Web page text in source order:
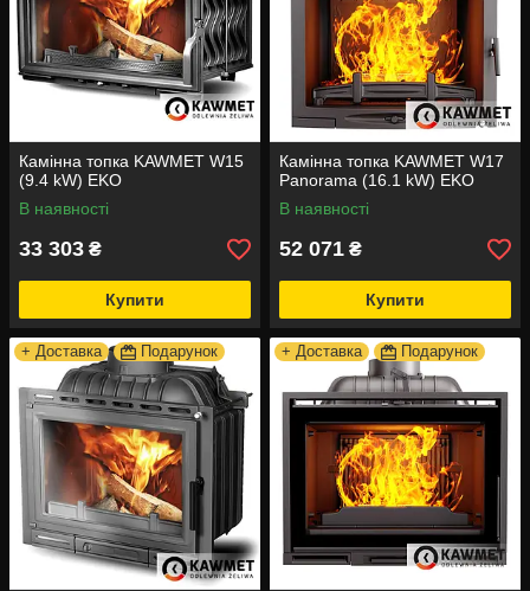
Камінна топка KAWMET W15
(9.4 kW) EKO
В наявності
33 303 ₴
Купити
Камінна топка KAWMET W17
Panorama (16.1 kW) EKO
В наявності
52 071 ₴
Купити
+ Доставка Подарунок + Доставка Подарунок